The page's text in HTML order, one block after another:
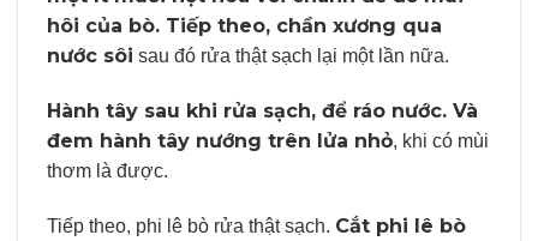
hôi của bò. Tiếp theo, chần xương qua
nước sôi sau đó rửa thật sạch lại một lần nữa.
Hành tây sau khi rửa sạch, để ráo nước. Và
đem hành tây nướng trên lửa nhỏ, khi có mùi
thơm là được.
Tiếp theo, phi lê bò rửa thật sạch. Cắt phi lê bò